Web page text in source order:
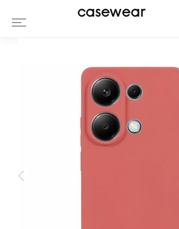
Coque Xiaomi Redmi
casewear